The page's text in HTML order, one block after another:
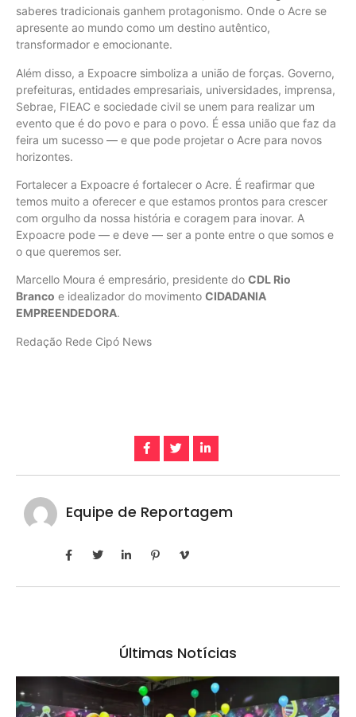
saberes tradicionais ganhem protagonismo. Onde o Acre se
apresente ao mundo como um destino autêntico,
transformador e emocionante.
Além disso, a Expoacre simboliza a união de forças. Governo,
prefeituras, entidades empresariais, universidades, imprensa,
Sebrae, FIEAC e sociedade civil se unem para realizar um
evento que é do povo e para o povo. É essa união que faz da
feira um sucesso — e que pode projetar o Acre para novos
horizontes.
Fortalecer a Expoacre é fortalecer o Acre. É reafirmar que
temos muito a oferecer e que estamos prontos para crescer
com orgulho da nossa história e coragem para inovar. A
Expoacre pode — e deve — ser a ponte entre o que somos e
o que queremos ser.
Marcello Moura é empresário, presidente do CDL Rio
Branco e idealizador do movimento CIDADANIA
EMPREENDEDORA.
Redação Rede Cipó News
Equipe de Reportagem
Últimas Notícias